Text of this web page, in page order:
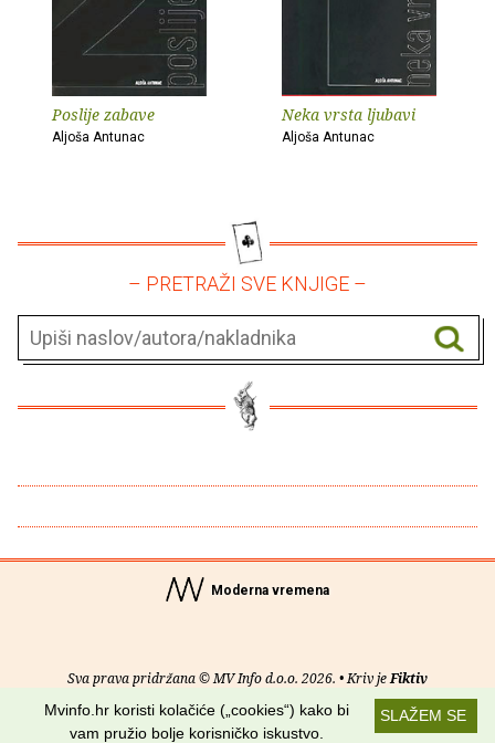
Poslije zabave
Aljoša Antunac
Neka vrsta ljubavi
Aljoša Antunac
– PRETRAŽI SVE KNJIGE –
Moderna vremena
Sva prava pridržana © MV Info d.o.o. 2026. • Kriv jeFiktiv
O nama• Pomoć• Uvjeti korištenja•RSS kanaliSLAŽEM SE
Mvinfo.hr koristi kolačiće („cookies“) kako bi
vam pružio bolje korisničko iskustvo.